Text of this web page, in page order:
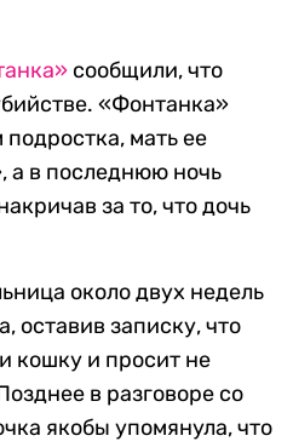
сообщили, что
«Фонтанка»
подростка, мать ее
а в последнюю ночь
за то, что дочь
около двух недель
оставив записку, что
кошку и просит не
в разговоре со
якобы упомянула, что